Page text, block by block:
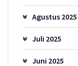
Agustus 2025
Juli 2025
Juni 2025